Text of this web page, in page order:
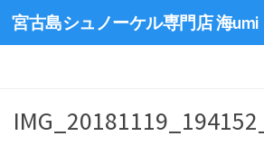
宮古島シュノーケル専門店 海umi